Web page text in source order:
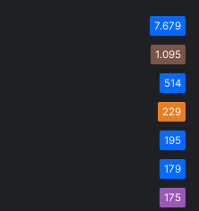
7.679
1.095
514
229
195
179
175